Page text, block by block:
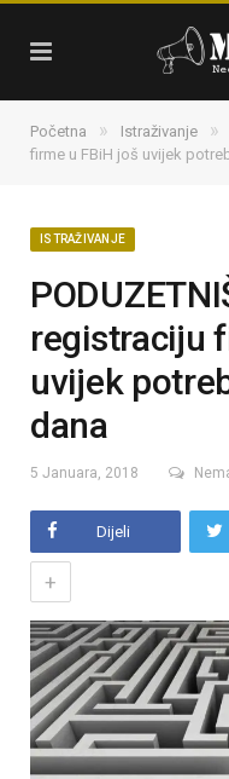
Početna » Istraživanje »
firme u FBiH još uvijek
ISTRAŽIVANJE
registraciju
uvijek
dana
5 Januara, 2018
Dijeli
+